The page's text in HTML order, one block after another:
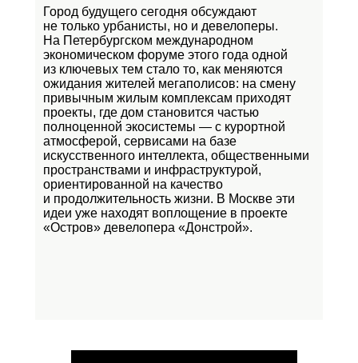
Город будущего сегодня обсуждают
не только урбанисты, но и девелоперы.
На Петербургском международном
экономическом форуме этого года одной
из ключевых тем стало то, как меняются
ожидания жителей мегаполисов: на смену
привычным жилым комплексам приходят
проекты, где дом становится частью
полноценной экосистемы — с курортной
атмосферой, сервисами на базе
искусственного интеллекта, общественными
пространствами и инфраструктурой,
ориентированной на качество
и продолжительность жизни. В Москве эти
идеи уже находят воплощение в проекте
«Остров» девелопера «Донстрой».